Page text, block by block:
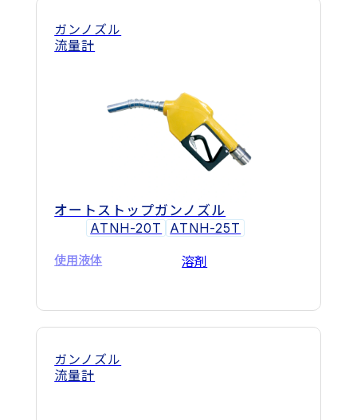
ガンノズル
流量計
オートストップガンノズル
ATNH-20T
ATNH-25T
使用液体 溶剤
ガンノズル
流量計